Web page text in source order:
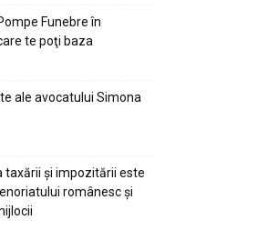
Funebre în
te poţi baza
ale avocatului Simona
taxării și impozitării este
românesc și